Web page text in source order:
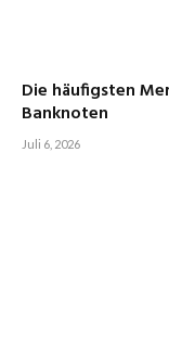
Die häufigsten
Banknoten
Juli 6, 2026